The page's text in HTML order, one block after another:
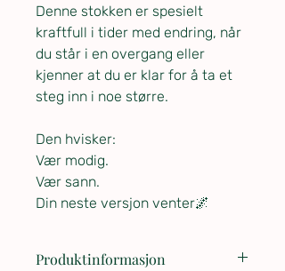
Denne stokken er spesielt
kraftfull i tider med endring, når
du står i en overgang eller
kjenner at du er klar for å ta et
steg inn i noe større.
Den hvisker:
Vær modig.
Vær sann.
Din neste versjon venter🌌
Produktinformasjon